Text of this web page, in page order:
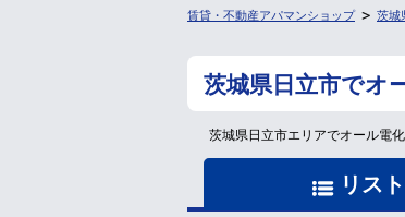
賃貸・不動産アパマンショップ 茨城
茨城県日立市でオ
茨城県日立市エリアでオール電
リス